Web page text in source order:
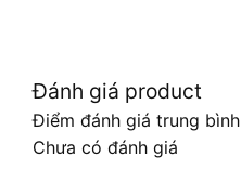
Đánh giá product
Điểm đánh giá trung bình
Chưa có đánh giá